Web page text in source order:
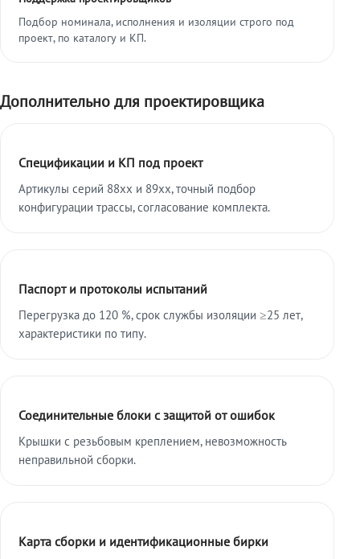
Подбор номинала, исполнения и изоляции строго под
проект, по каталогу и КП.
Дополнительно для проектировщика
Спецификации и КП под проект
Артикулы серий 88xx и 89xx, точный подбор
конфигурации трассы, согласование комплекта.
Паспорт и протоколы испытаний
Перегрузка до 120 %, срок службы изоляции ≥25 лет,
характеристики по типу.
Соединительные блоки с защитой от ошибок
Крышки с резьбовым креплением, невозможность
неправильной сборки.
Карта сборки и идентификационные бирки